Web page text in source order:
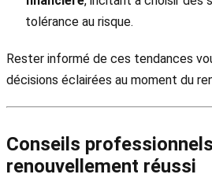
tolérance au risque.
Rester informé de ces tendances
décisions éclairées au moment du
Conseils
renouvellement réussi